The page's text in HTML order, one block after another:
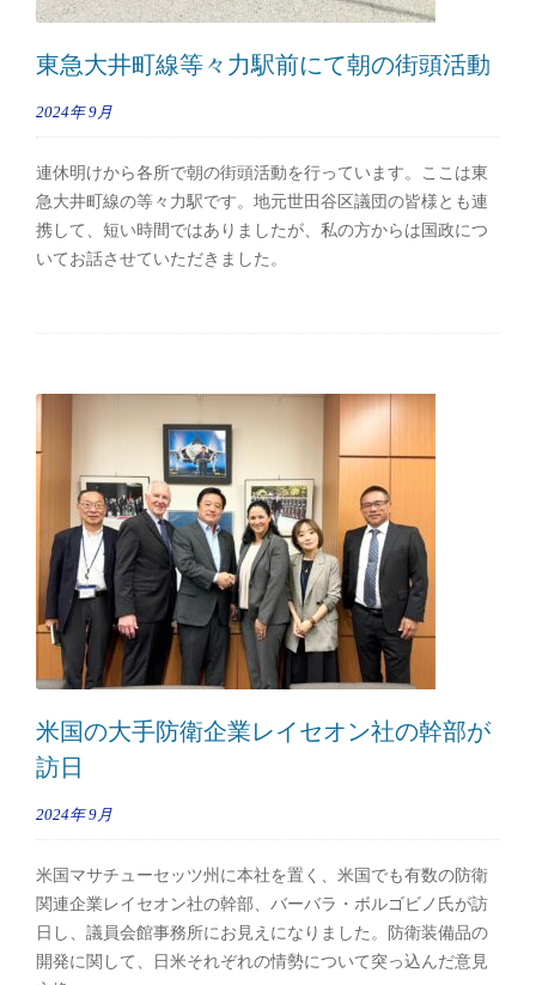
東急大井町線等々力駅前にて朝の街頭活動
2024年 9月
連休明けから各所で朝の街頭活動を行っています。ここは東
急大井町線の等々力駅です。地元世田谷区議団の皆様とも連
携して、短い時間ではありましたが、私の方からは国政につ
いてお話させていただきました。
米国の大手防衛企業レイセオン社の幹部が
訪日
2024年 9月
米国マサチューセッツ州に本社を置く、米国でも有数の防衛
関連企業レイセオン社の幹部、バーバラ・ボルゴビノ氏が訪
日し、議員会館事務所にお見えになりました。防衛装備品の
開発に関して、日米それぞれの情勢について突っ込んだ意見